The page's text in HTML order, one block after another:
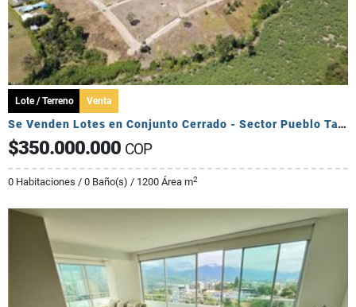
Lote / Terreno Venta
Se Venden Lotes en Conjunto Cerrado - Sector Pueblo Tapado
$350.000.000 COP
0 Habitaciones / 0 Baño(s) / 1200 Área m2